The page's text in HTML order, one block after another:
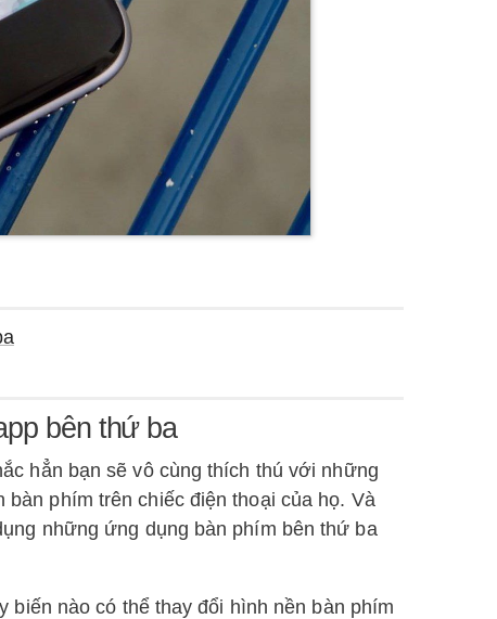
bên thứ ba
hẳn bạn sẽ vô cùng thích thú với những
phím trên chiếc điện thoại của họ. Và
những ứng dụng bàn phím bên thứ ba
nào có thể thay đổi hình nền bàn phím